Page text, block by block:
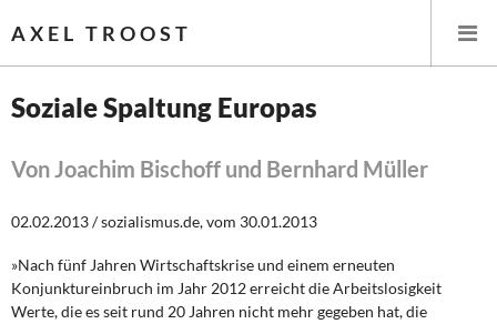
AXEL TROOST
Leitlinien linker Wirtschafts- und Finanzpolitik
Wirtschaftspolitik
Soziale Spaltung Europas
Von Joachim Bischoff und Bernhard Müller
02.02.2013 / sozialismus.de, vom 30.01.2013
»Nach fünf Jahren Wirtschaftskrise und einem erneuten
Konjunktureinbruch im Jahr 2012 erreicht die Arbeitslosigkeit
Werte, die es seit rund 20 Jahren nicht mehr gegeben hat, die